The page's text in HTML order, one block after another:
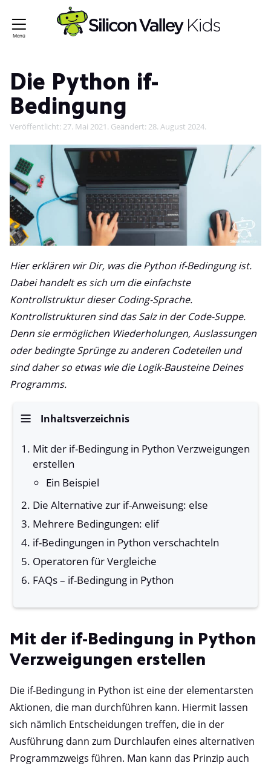
Die Python if-
Bedingung
Veröffentlicht: 27. Mai 2021. Geändert: 28. August 2024.
Hier erklären wir Dir, was die Python if-Bedingung ist.
Dabei handelt es sich um die einfachste
Kontrollstruktur dieser Coding-Sprache.
Kontrollstrukturen sind das Salz in der Code-Suppe.
Denn sie ermöglichen Wiederholungen, Auslassungen
oder bedingte Sprünge zu anderen Codeteilen und
sind daher so etwas wie die Logik-Bausteine Deines
Programms.
Inhaltsverzeichnis
Mit der if-Bedingung in Python Verzweigungen
erstellen
Ein Beispiel
Die Alternative zur if-Anweisung: else
Mehrere Bedingungen: elif
if-Bedingungen in Python verschachteln
Operatoren für Vergleiche
FAQs – if-Bedingung in Python
Mit der if-Bedingung in Python
Verzweigungen erstellen
Die if-Bedingung in Python ist eine der elementarsten
Aktionen, die man durchführen kann. Hiermit lassen
sich nämlich Entscheidungen treffen, die in der
Ausführung dann zum Durchlaufen eines alternativen
Programmzweigs führen. Man kann das Prinzip auch